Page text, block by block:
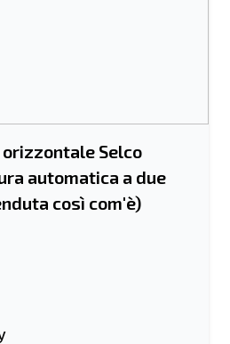
Selco
automatica a due
così com'è)